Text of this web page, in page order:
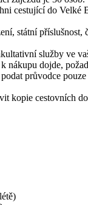
cestující do Velké
státní
služby ve
nákupu dojde,
průvodce
kopie cestovních